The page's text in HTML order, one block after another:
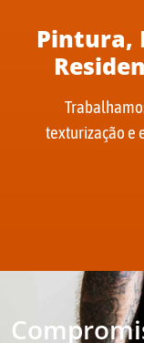
Pintura,
texturização e